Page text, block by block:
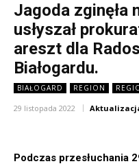
Jagoda zginęła
usłyszał
areszt dla
Białogardu.
BIAŁOGARD REGION
29 listopada 2022
Podczas przesłuchania